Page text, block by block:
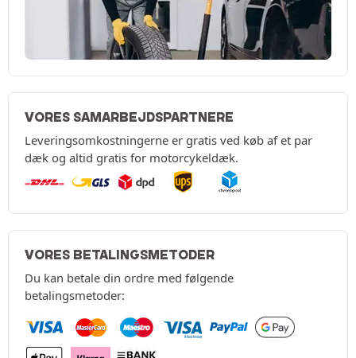
VORES SAMARBEJDSPARTNERE
Leveringsomkostningerne er gratis ved køb af et par
dæk og altid gratis for motorcykeldæk.
VORES BETALINGSMETODER
Du kan betale din ordre med følgende
betalingsmetoder: